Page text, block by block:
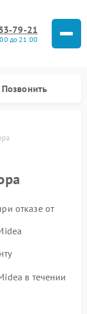
79-21
до 21:00
Позвонить
отказе от
в течении